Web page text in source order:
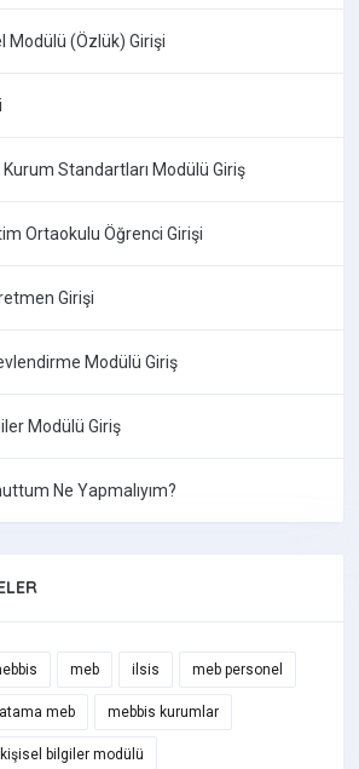
Modülü (Özlük) Girişi
Standartları Modülü Giriş
Ortaokulu Öğrenci Girişi
Girişi
Modülü Giriş
Modülü Giriş
Ne Yapmalıyım?
meb ilsis meb personel
atama meb mebbis kurumlar
kişisel bilgiler modülü